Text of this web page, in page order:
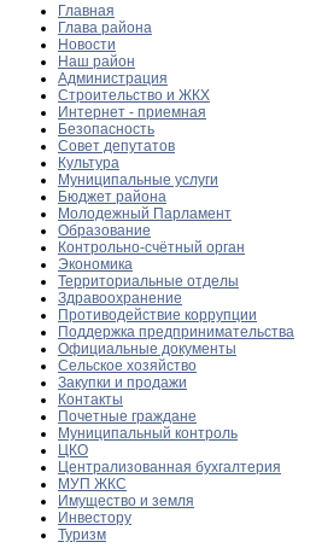
Главная
Глава района
Новости
Наш район
Администрация
Строительство и ЖКХ
Интернет - приемная
Безопасность
Совет депутатов
Культура
Муниципальные услуги
Бюджет района
Молодежный Парламент
Образование
Контрольно-счётный орган
Экономика
Территориальные отделы
Здравоохранение
Противодействие коррупции
Поддержка предпринимательства
Официальные документы
Сельское хозяйство
Закупки и продажи
Контакты
Почетные граждане
Муниципальный контроль
ЦКО
Централизованная бухгалтерия
МУП ЖКС
Имущество и земля
Инвестору
Туризм